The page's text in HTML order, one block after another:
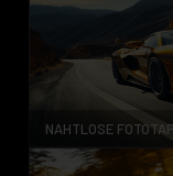
NAHTLOSE